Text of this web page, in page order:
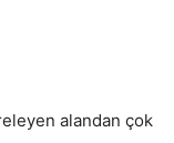
alandan çok